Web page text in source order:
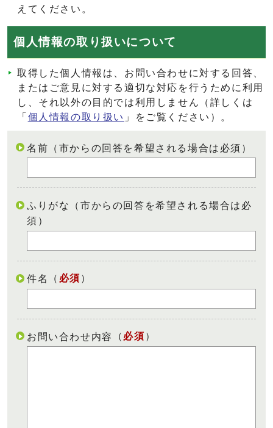
えてください。
個人情報の取り扱いについて
取得した個人情報は、お問い合わせに対する回答、
またはご意見に対する適切な対応を行うために利用
し、それ以外の目的では利用しません（詳しくは
「 個人情報の取り扱い 」をご覧ください）。
名前（市からの回答を希望される場合は必須）
ふりがな（市からの回答を希望される場合は必
須）
件名 （ 必須 ）
お問い合わせ内容 （ 必須 ）